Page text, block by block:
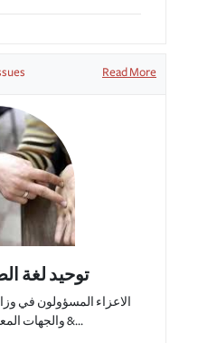
Read More
توحيد لغة
الاعزاء المسؤولون في
والجهات المعنية بشؤون الأشخاص ذوي الإعاقة &...